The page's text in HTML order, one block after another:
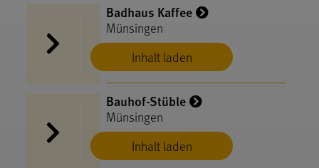
Inhalt laden
Badhaus Kaffee
Münsingen
Inhalt laden
Bauhof-Stüble
Münsingen